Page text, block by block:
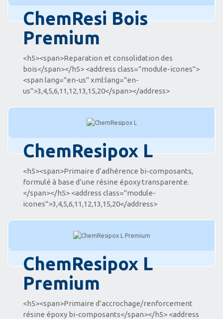
ChemResi Bois
Premium
<h5><span>Reparation et consolidation des
bois</span></h5> <address class="module-icones">
<span lang="en-us" xml:lang="en-
us">3,4,5,6,11,12,13,15,20</span></address>
ChemResipox L
<h5><span>Primaire d’adhérence bi-composants,
formulé à base d’une résine époxy transparente.
</span></h5> <address class="module-
icones">3,4,5,6,11,12,13,15,20</address>
ChemResipox L
Premium
<h5><span>Primaire d’accrochage/renforcement
résine époxy bi-composants</span></h5> <address